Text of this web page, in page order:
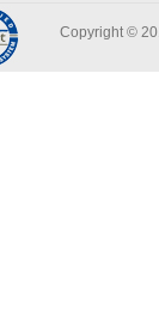
Copyright ©